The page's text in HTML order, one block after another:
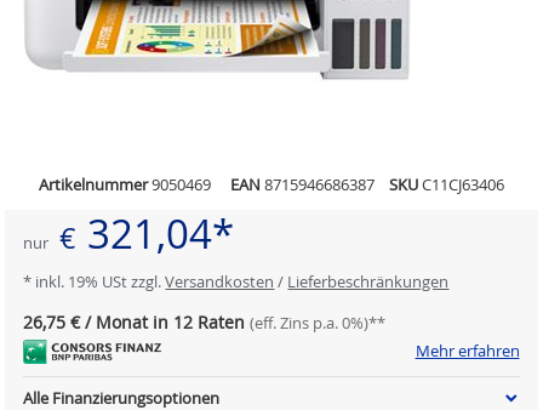
Artikelnummer9050469 EAN 8715946686387 SKUC11CJ63406
nur € 321,04*
* inkl. 19% USt zzgl.Versandkosten / Lieferbeschränkungen
26,75 € / Monat in 12 Raten (eff. Zins p.a. 0%)**
Mehr erfahren
Alle Finanzierungsoptionen